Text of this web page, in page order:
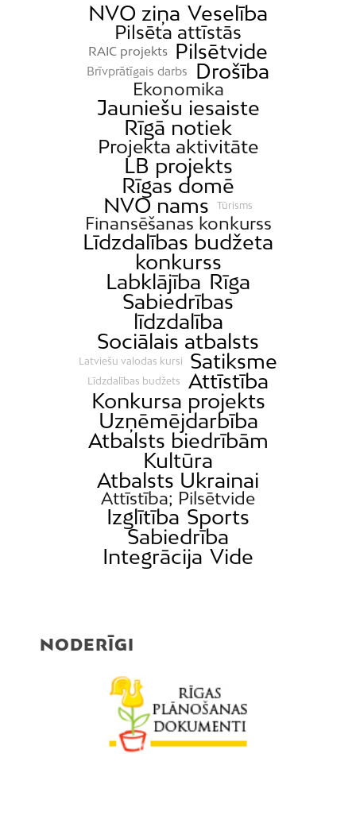
NVO ziņa Veselība
Pilsēta attīstās
RAIC projekts Pilsētvide
Brīvprātīgais darbs Drošība
Ekonomika
Jauniešu iesaiste
Rīgā notiek
Projekta aktivitāte
LB projekts
Rīgas domē
NVO nams
Tūrisms
Finansēšanas konkurss
Līdzdalības budžeta
konkurss
Labklājība Rīga
Sabiedrības
līdzdalība
Sociālais atbalsts
Latviešu valodas kursi Satiksme
Līdzdalības budžets
Attīstība
Konkursa projekts
Uzņēmējdarbība
Atbalsts biedrībām
Kultūra
Atbalsts Ukrainai
Attīstība; Pilsētvide
Izglītība Sports
Sabiedrība
Integrācija Vide
NODERĪGI